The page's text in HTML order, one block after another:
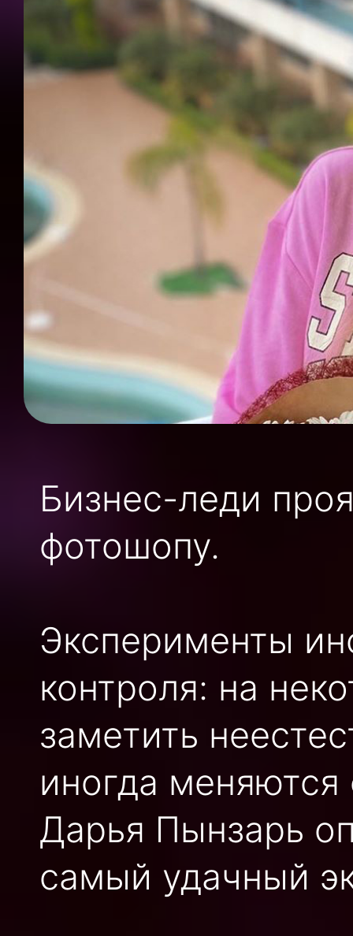
Бизнес-леди
фотошопу.
Эксперименты
контроля: на
заметить
иногда
Дарья Пынзарь
самый удачный